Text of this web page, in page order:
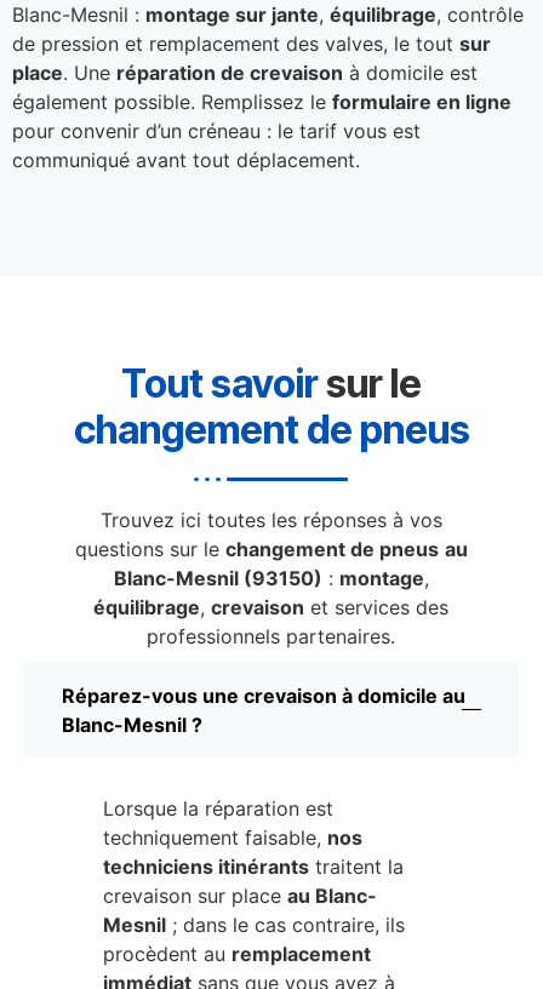
Blanc-Mesnil : montage sur jante, équilibrage, contrôle
de pression et remplacement des valves, le tout sur
place. Une réparation de crevaison à domicile est
également possible. Remplissez le formulaire en ligne
pour convenir d’un créneau : le tarif vous est
communiqué avant tout déplacement.
Tout savoirsur le
changement de pneus
Trouvez ici toutes les réponses à vos
questions sur le changement de pneus au
Blanc-Mesnil (93150) : montage,
équilibrage,crevaison et services des
professionnels partenaires.
Réparez-vous une crevaison à domicile au
Blanc-Mesnil ?
Lorsque la réparation est
techniquement faisable, nos
techniciens itinérants traitent la
crevaison sur place au Blanc-
Mesnil ; dans le cas contraire, ils
procèdent au remplacement
immédiat sans que vous ayez à